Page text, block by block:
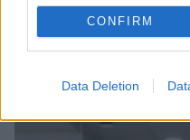
CONFIRM
Data Deletion
Thema Insights
Protothema.gr